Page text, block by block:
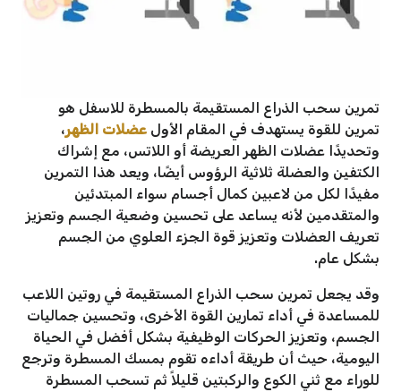
تمرين سحب الذراع المستقيمة بالمسطرة للاسفل هو
تمرين للقوة يستهدف في المقام الأول عضلات الظهر،
وتحديدًا عضلات الظهر العريضة أو اللاتس، مع إشراك
الكتفين والعضلة ثلاثية الرؤوس أيضًا، ويعد هذا التمرين
مفيدًا لكل من لاعبين كمال أجسام سواء المبتدئين
والمتقدمين لأنه يساعد على تحسين وضعية الجسم وتعزيز
تعريف العضلات وتعزيز قوة الجزء العلوي من الجسم
بشكل عام.
وقد يجعل تمرين سحب الذراع المستقيمة في روتين اللاعب
للمساعدة في أداء تمارين القوة الأخرى، وتحسين جماليات
الجسم، وتعزيز الحركات الوظيفية بشكل أفضل في الحياة
اليومية، حيث أن طريقة أداءه تقوم بمسك المسطرة وترجع
للوراء مع ثني الكوع والركبتين قليلاً ثم تسحب المسطرة